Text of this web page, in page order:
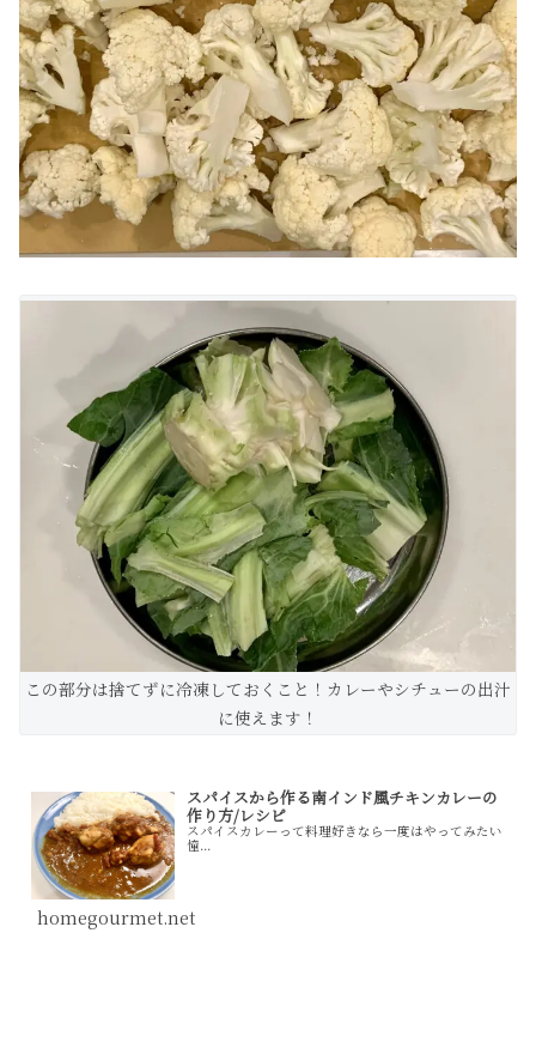
この部分は捨てずに冷凍しておくこと！カレーやシチューの出汁
に使えます！
スパイスから作る南インド風チキンカレーの
作り方/レシピ
スパイスカレーって料理好きなら一度はやってみたい
憧...
homegourmet.net